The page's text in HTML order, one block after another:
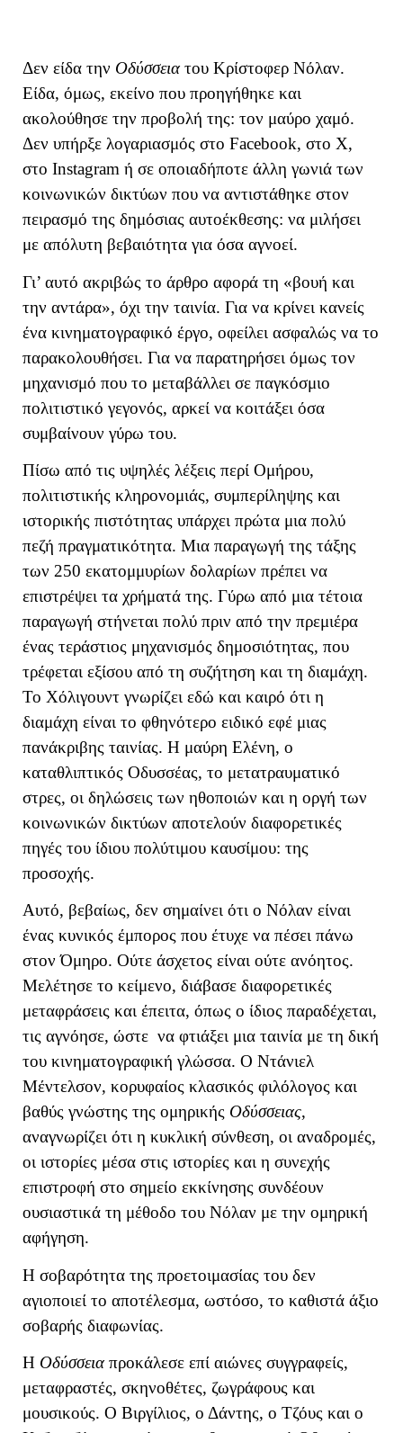
Δεν είδα την Οδύσσειατου Κρίστοφερ Νόλαν.
Είδα, όμως, εκείνο που προηγήθηκε και
ακολούθησε την προβολή της: τον μαύρο χαμό.
Δεν υπήρξε λογαριασμός στο Facebook, στο X,
στο Instagram ή σε οποιαδήποτε άλλη γωνιά των
κοινωνικών δικτύων που να αντιστάθηκε στον
πειρασμό της δημόσιας αυτοέκθεσης: να μιλήσει
με απόλυτη βεβαιότητα για όσα αγνοεί.
Γι’ αυτό ακριβώς το άρθρο αφορά τη «βουή και
την αντάρα», όχι την ταινία. Για να κρίνει κανείς
ένα κινηματογραφικό έργο, οφείλει ασφαλώς να το
παρακολουθήσει. Για να παρατηρήσει όμως τον
μηχανισμό που το μεταβάλλει σε παγκόσμιο
πολιτιστικό γεγονός, αρκεί να κοιτάξει όσα
συμβαίνουν γύρω του.
Πίσω από τις υψηλές λέξεις περί Ομήρου,
πολιτιστικής κληρονομιάς, συμπερίληψης και
ιστορικής πιστότητας υπάρχει πρώτα μια πολύ
πεζή πραγματικότητα. Μια παραγωγή της τάξης
των 250 εκατομμυρίων δολαρίων πρέπει να
επιστρέψει τα χρήματά της. Γύρω από μια τέτοια
παραγωγή στήνεται πολύ πριν από την πρεμιέρα
ένας τεράστιος μηχανισμός δημοσιότητας, που
τρέφεται εξίσου από τη συζήτηση και τη διαμάχη.
Το Χόλιγουντ γνωρίζει εδώ και καιρό ότι η
διαμάχη είναι το φθηνότερο ειδικό εφέ μιας
πανάκριβης ταινίας. Η μαύρη Ελένη, ο
καταθλιπτικός Οδυσσέας, το μετατραυματικό
στρες, οι δηλώσεις των ηθοποιών και η οργή των
κοινωνικών δικτύων αποτελούν διαφορετικές
πηγές του ίδιου πολύτιμου καυσίμου: της
προσοχής.
Αυτό, βεβαίως, δεν σημαίνει ότι ο Νόλαν είναι
ένας κυνικός έμπορος που έτυχε να πέσει πάνω
στον Όμηρο. Ούτε άσχετος είναι ούτε ανόητος.
Μελέτησε το κείμενο, διάβασε διαφορετικές
μεταφράσεις και έπειτα, όπως ο ίδιος παραδέχεται,
τις αγνόησε, ώστε να φτιάξει μια ταινία με τη δική
του κινηματογραφική γλώσσα. Ο Ντάνιελ
Μέντελσον, κορυφαίος κλασικός φιλόλογος και
βαθύς γνώστης της ομηρικής Οδύσσειας,
αναγνωρίζει ότι η κυκλική σύνθεση, οι αναδρομές,
οι ιστορίες μέσα στις ιστορίες και η συνεχής
επιστροφή στο σημείο εκκίνησης συνδέουν
ουσιαστικά τη μέθοδο του Νόλαν με την ομηρική
αφήγηση.
Η σοβαρότητα της προετοιμασίας του δεν
αγιοποιεί το αποτέλεσμα, ωστόσο, το καθιστά άξιο
σοβαρής διαφωνίας.
Η Οδύσσειαπροκάλεσε επί αιώνες συγγραφείς,
μεταφραστές, σκηνοθέτες, ζωγράφους και
μουσικούς. Ο Βιργίλιος, ο Δάντης, ο Τζόυς και ο